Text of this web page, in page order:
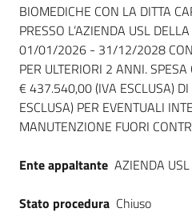
English
site
Seguici
BIOMEDICHE CON LA DITTA
PRESSO L’AZIENDA USL
01/01/2026 - 31/12/2028 CON
PER ULTERIORI 2 ANNI.
€ 437.540,00 (IVA ESCLUSA)
ESCLUSA) PER EVENTUALI
MANUTENZIONE FUORI
Ente appaltante AZIENDA
Stato procedura Chiuso